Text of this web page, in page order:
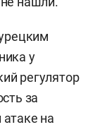
у
регулятор
за
на